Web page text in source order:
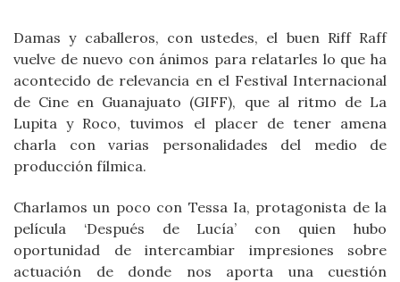
Damas y caballeros, con ustedes, el buen Riff Raff
vuelve de nuevo con ánimos para relatarles lo que ha
acontecido de relevancia en el Festival Internacional
de Cine en Guanajuato (GIFF), que al ritmo de La
Lupita y Roco, tuvimos el placer de tener amena
charla con varias personalidades del medio de
producción fílmica.
Charlamos un poco con Tessa Ia, protagonista de la
película ‘Después de Lucía’ con quien hubo
oportunidad de intercambiar impresiones sobre
actuación de donde nos aporta una cuestión